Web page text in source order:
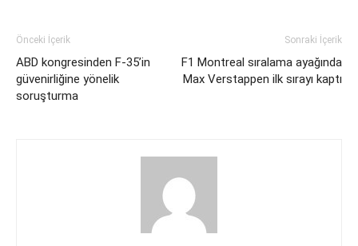
Önceki İçerik
ABD kongresinden F-35’in
güvenirliğine yönelik
soruşturma
Sonraki İçerik
F1 Montreal sıralama ayağında
Max Verstappen ilk sırayı kaptı